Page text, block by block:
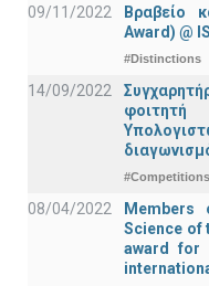
09/11/2022
Βραβείο
Award) @
#Distinctions
14/09/2022
#Competitions
08/04/2022
Members
Science of
award for